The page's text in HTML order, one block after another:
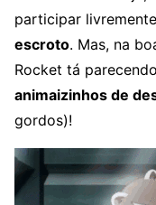
participar livremente
escroto. Mas, na
Rocket tá
animaizinhos de
gordos)!